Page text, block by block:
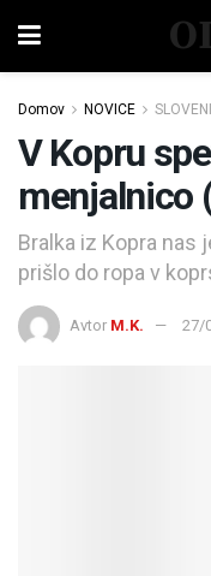
Domov NOVICE
V Kopru
menjalnico
Bralka iz Kopra nas
prišlo do ropa v
Avtor M.K. 27/